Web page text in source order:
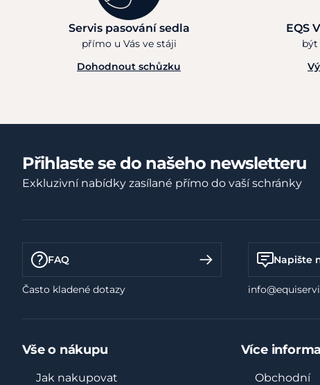
Servis pasování sedla
přímo u Vás ve stáji
Dohodnout schůzku
EQS
být
Přihlaste se do našeho newsletteru
Exkluzivní nabídky zasílané přímo do vaší schránky
FAQ
Často kladené dotazy
Napište
Vše o nákupu
Jak nakupovat
Více
Obchodní